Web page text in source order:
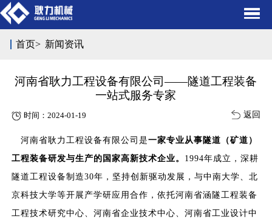
首页> 新闻资讯
河南省耿力工程设备有限公司——隧道工程装备
一站式服务专家
时间：2024-01-19 返回
河南省耿力工程设备有限公司是一家专业从事隧道（矿道）
工程装备研发与生产的国家高新技术企业。 1994年成立，深耕
隧道工程设备制造30年，坚持创新驱动发展，与中南大学、北
京科技大学等开展产学研应用合作，依托河南省涵隧工程装备
工程技术研究中心、河南省企业技术中心、河南省工业设计中